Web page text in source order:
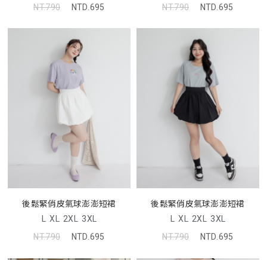
NT.790
NTD.695
NT.790
NTD.695
後鬆緊俏皮氣球澎澎短裙
L XL 2XL 3XL
NT.790
NTD.695
後鬆緊俏皮氣球澎澎短裙
L XL 2XL 3XL
NT.790
NTD.695